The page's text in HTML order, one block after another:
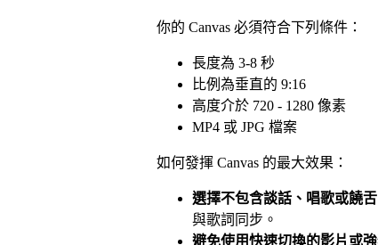
你的 Canvas 必須符合下列條件：
長度為 3-8 秒
比例為垂直的 9:16
高度介於 720 - 1280 像素
MP4 或 JPG 檔案
如何發揮 Canvas 的最大效果：
選擇不包含談話、唱歌或饒
與歌詞同步。
避免使用快速切換的影片或